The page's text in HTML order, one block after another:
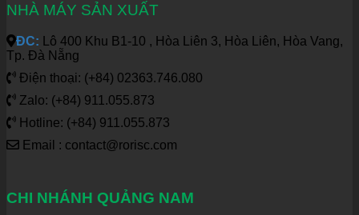
NHÀ MÁY SẢN XUẤT
ĐC: Lô 400 Khu B1-10 , Hòa Liên 3, Hòa Liên, Hòa Vang,
Tp. Đà Nẵng
Điện thoại: (+84) 02363.746.080
Zalo: (+84) 911.055.873
Hotline: (+84) 911.055.873
Email : contact@rorisc.com
CHI NHÁNH QUẢNG NAM